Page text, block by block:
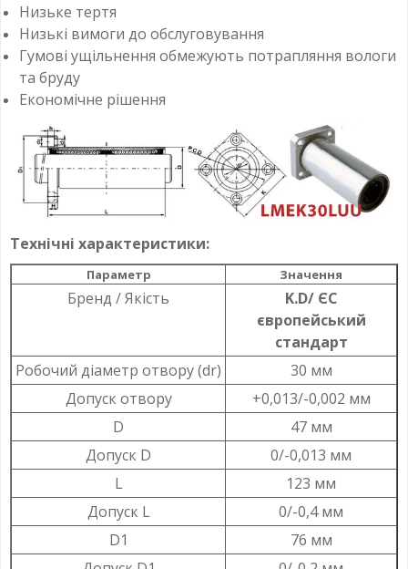
Низьке тертя
Низькі вимоги до обслуговування
Гумові ущільнення обмежують потрапляння вологи
та бруду
Економічне рішення
Технічні характеристики:
Параметр Значення
Бренд / Якість
K.D/ ЄС
європейський
стандарт
Робочий діаметр отвору (dr)
30 мм
Допуск отвору
+0,013/-0,002 мм
D
47 мм
Допуск D
0/-0,013 мм
L
123 мм
Допуск L
0/-0,4 мм
D1
76 мм